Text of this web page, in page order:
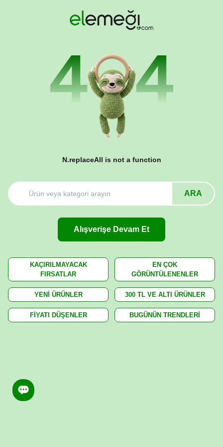
N.replaceAll is not a function
ARA
Alışverişe Devam Et
KAÇIRILMAYACAK
FIRSATLAR
EN ÇOK
GÖRÜNTÜLENENLER
YENİ ÜRÜNLER 300 TL VE ALTI ÜRÜNLER
FİYATI DÜŞENLER BUGÜNÜN TRENDLERİ